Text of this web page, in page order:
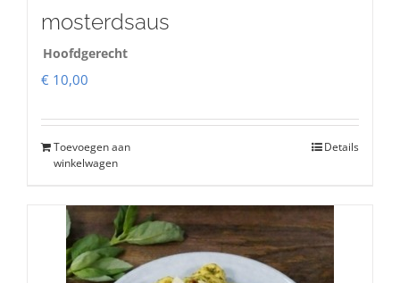
mosterdsaus
Hoofdgerecht
€ 10,00
Toevoegen aan
winkelwagen
Details